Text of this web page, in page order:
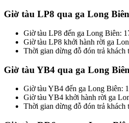
Giờ tàu LP8 qua ga Long Biên
Giờ tàu LP8 đến ga Long Biên:
Giờ tàu LP8 khởi hành rời ga
Thời gian dừng đỗ đón trả khách
Giờ tàu YB4 qua ga Long Biên
Giờ tàu YB4 đến ga Long Biên:
Giờ tàu YB4 khởi hành rời ga
Thời gian dừng đỗ đón trả